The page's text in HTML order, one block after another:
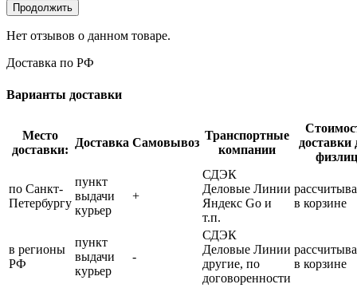
Продолжить
Нет отзывов о данном товаре.
Доставка по РФ
Варианты доставки
Место
доставки:
Доставка Самовывоз
Транспортные
компании
доставки
физлиц
по Санкт-
Петербургу
пункт
выдачи
курьер
+
СДЭК
Деловые Линии
Яндекс Go и
т.п.
в корзине
в регионы
РФ
пункт
выдачи
курьер
-
СДЭК
Деловые Линии
другие, по
договоренности
в корзине